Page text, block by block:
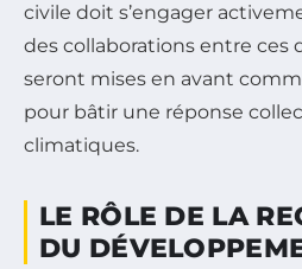
civile doit s’engager
des collaborations entre ces
seront mises en avant
pour bâtir une réponse
climatiques.
LE RÔLE DE LA
DU